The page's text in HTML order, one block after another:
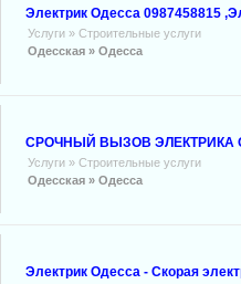
Электрик Одесса 0987458815
Услуги » Строительные услуги
Одесская » Одесса
СРОЧНЫЙ ВЫЗОВ ЭЛЕКТРИКА
Услуги » Строительные услуги
Одесская » Одесса
Электрик Одесса - Скорая